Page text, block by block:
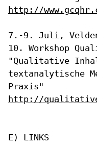
http://
10. Workshop
"Qualitative
textanalytische
Praxis"
http://
E) LINKS